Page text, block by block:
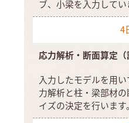
ブ、小梁を入力してい
4
応力解析・断面算定（
入力したモデルを用
力解析と柱・梁部材
イズの決定を行います。